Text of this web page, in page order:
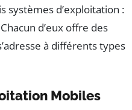
systèmes d’exploitation :
d’eux offre des
à différents types
Mobiles